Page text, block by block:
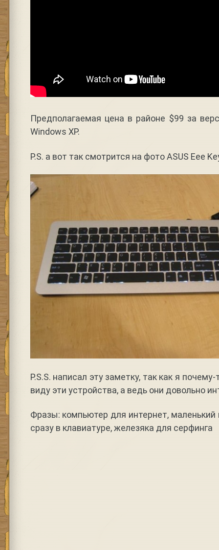
Предполагаемая цена в районе $99 за
Windows XP.
P.S. а вот так смотрится на фото ASUS Eee
P.S.S. написал эту заметку, так как я
виду эти устройства, а ведь они довольно
Фразы: компьютер для интернет,
сразу в клавиатуре, железяка для серфинга